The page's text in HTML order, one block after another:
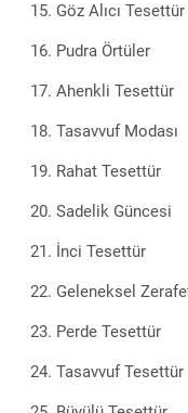
Göz Alıcı Tesettür
Pudra Örtüler
Ahenkli Tesettür
Tasavvuf Modası
Rahat Tesettür
Sadelik Güncesi
İnci Tesettür
Geleneksel
Perde Tesettür
Tasavvuf Tesettür